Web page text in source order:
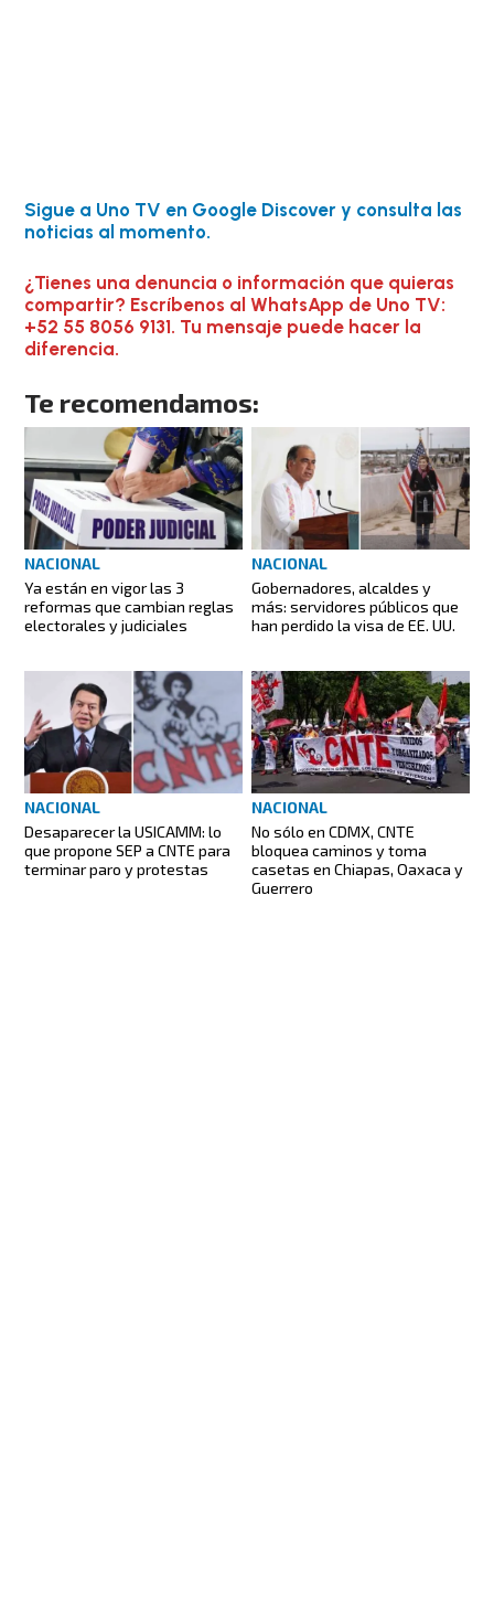
Sigue a Uno TV en Google Discover y consulta las
noticias al momento.
¿Tienes una denuncia o información que quieras
compartir? Escríbenos al WhatsApp de Uno TV:
+52 55 8056 9131. Tu mensaje puede hacer la
diferencia.
Te recomendamos:
NACIONAL
Ya están en vigor las 3
reformas que cambian reglas
electorales y judiciales
NACIONAL
Gobernadores, alcaldes y
más: servidores públicos que
han perdido la visa de EE. UU.
NACIONAL
Desaparecer la USICAMM: lo
que propone SEP a CNTE para
terminar paro y protestas
NACIONAL
No sólo en CDMX, CNTE
bloquea caminos y toma
casetas en Chiapas, Oaxaca y
Guerrero